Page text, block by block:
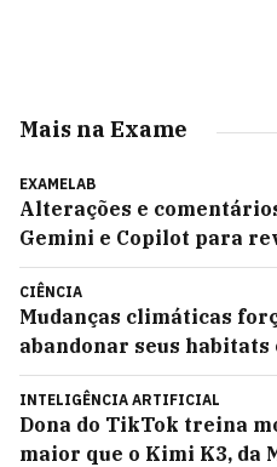
Mais na Exame
EXAMELAB
Alterações e
Gemini e Copilot para
CIÊNCIA
Mudanças climáticas
abandonar seus habitats
INTELIGÊNCIA ARTIFICIAL
Dona do TikTok treina
maior que o Kimi K3, da